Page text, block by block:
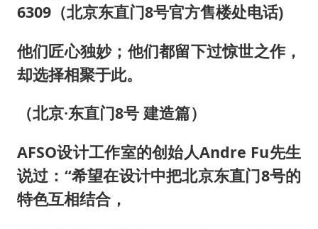
6309（北京东直门8号官方售楼处电话)
他们匠心独妙；他们都留下过惊世之作，
却选择相聚于此。
（北京·东直门8号 建造篇）
AFSO设计工作室的创始人Andre Fu先生
说过：“希望在设计中把北京东直门8号的
特色互相结合，